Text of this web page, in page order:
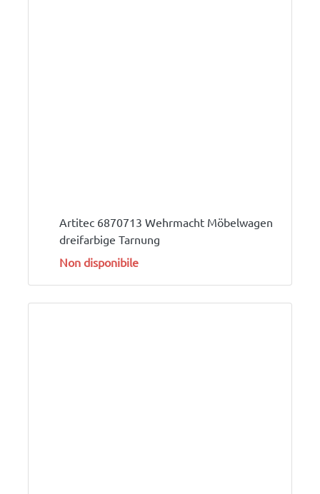
Artitec 6870713 Wehrmacht Möbelwagen
dreifarbige Tarnung
Non disponibile